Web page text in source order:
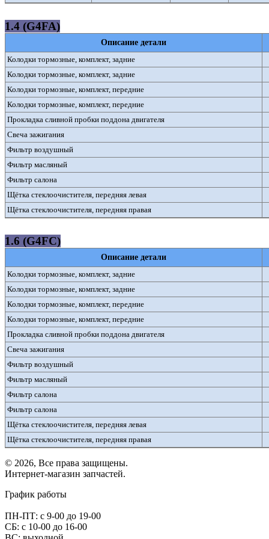
1.4 (G4FA)
Описание детали
Колодки тормозные, комплект, задние
Колодки тормозные, комплект, задние
Колодки тормозные, комплект, передние
Колодки тормозные, комплект, передние
Прокладка сливной пробки поддона двигателя
Свеча зажигания
Фильтр воздушный
Фильтр масляный
Фильтр салона
Щётка стеклоочистителя, передняя левая
Щётка стеклоочистителя, передняя правая
1.6 (G4FC)
Описание детали
Колодки тормозные, комплект, задние
Колодки тормозные, комплект, задние
Колодки тормозные, комплект, передние
Колодки тормозные, комплект, передние
Прокладка сливной пробки поддона двигателя
Свеча зажигания
Фильтр воздушный
Фильтр масляный
Фильтр салона
Фильтр салона
Щётка стеклоочистителя, передняя левая
Щётка стеклоочистителя, передняя правая
© 2026, Все права защищены.
Интернет-магазин запчастей.
График работы
ПН-ПТ: с 9-00 до 19-00
СБ: с 10-00 до 16-00